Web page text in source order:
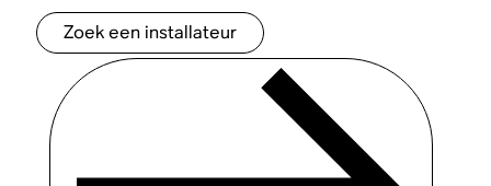
Zoek een installateur